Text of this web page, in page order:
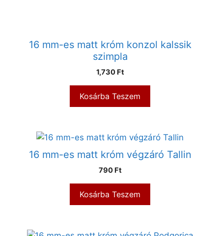
16 mm-es matt króm konzol kalssik
szimpla
1,730 Ft
Kosárba Teszem
16 mm-es matt króm végzáró Tallin
790 Ft
Kosárba Teszem